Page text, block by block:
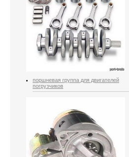
поршневая группа для двигателей
погрузчиков